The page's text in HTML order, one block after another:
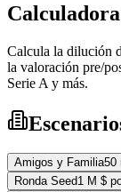
Calcula la dilución
la valoración pre/
Serie A y más.
Amigos y Familia50
Ronda Seed1 M $